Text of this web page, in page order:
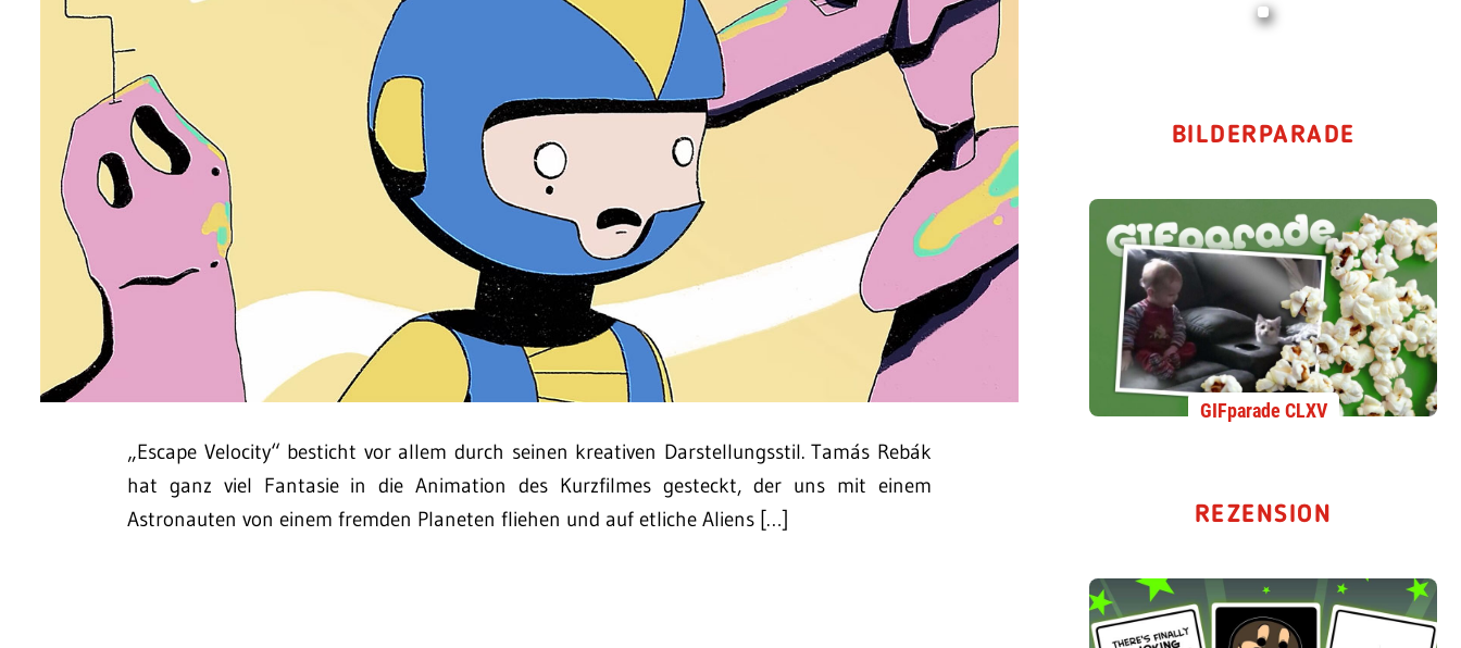
„Escape Velocity“ besticht vor allem durch seinen kreativen Darstellungsstil. Tamás Rebák
hat ganz viel Fantasie in die Animation des Kurzfilmes gesteckt, der uns mit einem
Astronauten von einem fremden Planeten fliehen und auf etliche Aliens […]
BILDERPARADE
GIFparade CLXV
REZENSION